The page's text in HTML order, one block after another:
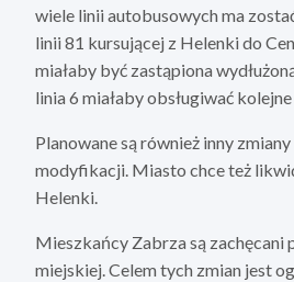
wiele linii autobusowych ma
linii 81 kursującej z Helenki do
miałaby być zastąpiona
linia 6 miałaby obsługiwać
Planowane są również inny
modyfikacji. Miasto chce też
Helenki.
Mieszkańcy Zabrza są zachęcani
miejskiej. Celem tych zmian jest